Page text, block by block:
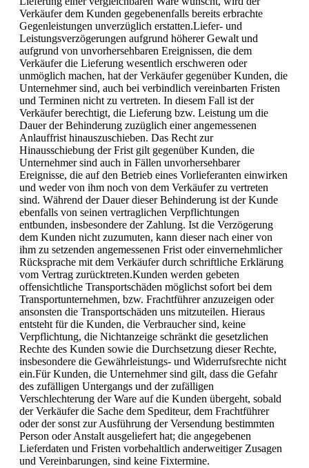
Verkäufer dem Kunden gegebenenfalls bereits erbrachte
Gegenleistungen unverzüglich erstatten.Liefer- und
Leistungsverzögerungen aufgrund höherer Gewalt und
aufgrund von unvorhersehbaren Ereignissen, die dem
Verkäufer die Lieferung wesentlich erschweren oder
unmöglich machen, hat der Verkäufer gegenüber Kunden, die
Unternehmer sind, auch bei verbindlich vereinbarten Fristen
und Terminen nicht zu vertreten. In diesem Fall ist der
Verkäufer berechtigt, die Lieferung bzw. Leistung um die
Dauer der Behinderung zuzüglich einer angemessenen
Anlauffrist hinauszuschieben. Das Recht zur
Hinausschiebung der Frist gilt gegenüber Kunden, die
Unternehmer sind auch in Fällen unvorhersehbarer
Ereignisse, die auf den Betrieb eines Vorlieferanten einwirken
und weder von ihm noch von dem Verkäufer zu vertreten
sind. Während der Dauer dieser Behinderung ist der Kunde
ebenfalls von seinen vertraglichen Verpflichtungen
entbunden, insbesondere der Zahlung. Ist die Verzögerung
dem Kunden nicht zuzumuten, kann dieser nach einer von
ihm zu setzenden angemessenen Frist oder einvernehmlicher
Rücksprache mit dem Verkäufer durch schriftliche Erklärung
vom Vertrag zurücktreten.Kunden werden gebeten
offensichtliche Transportschäden möglichst sofort bei dem
Transportunternehmen, bzw. Frachtführer anzuzeigen oder
ansonsten die Transportschäden uns mitzuteilen. Hieraus
entsteht für die Kunden, die Verbraucher sind, keine
Verpflichtung, die Nichtanzeige schränkt die gesetzlichen
Rechte des Kunden sowie die Durchsetzung dieser Rechte,
insbesondere die Gewährleistungs- und Widerrufsrechte nicht
ein.Für Kunden, die Unternehmer sind gilt, dass die Gefahr
des zufälligen Untergangs und der zufälligen
Verschlechterung der Ware auf die Kunden übergeht, sobald
der Verkäufer die Sache dem Spediteur, dem Frachtführer
oder der sonst zur Ausführung der Versendung bestimmten
Person oder Anstalt ausgeliefert hat; die angegebenen
Lieferdaten und Fristen vorbehaltlich anderweitiger Zusagen
und Vereinbarungen, sind keine Fixtermine.